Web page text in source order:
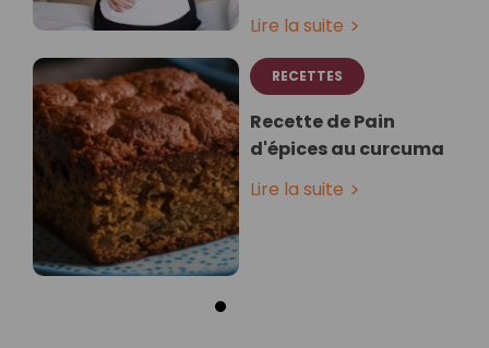
Lire la suite
RECETTES
Recette de Pain
d'épices au curcuma⁣
Lire la suite